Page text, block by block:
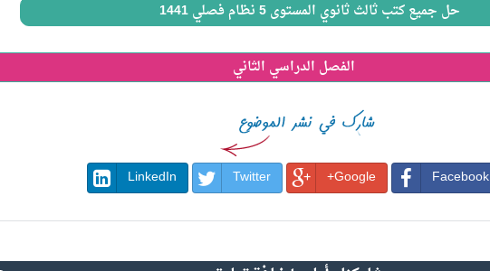
حل جميع كتب ثالث ثانوي المستوى 5 نظام فصلي 1441
الفصل الدراسي الثاني
Facebook
Google+
Twitter
LinkedIn